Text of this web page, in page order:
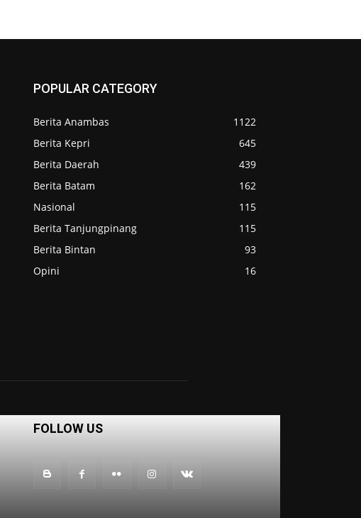
POPULAR CATEGORY
Berita Anambas
1122
Berita Kepri
645
Berita Daerah
439
Berita Batam
162
Nasional
115
Berita Tanjungpinang
115
Berita Bintan
93
Opini
16
FOLLOW US